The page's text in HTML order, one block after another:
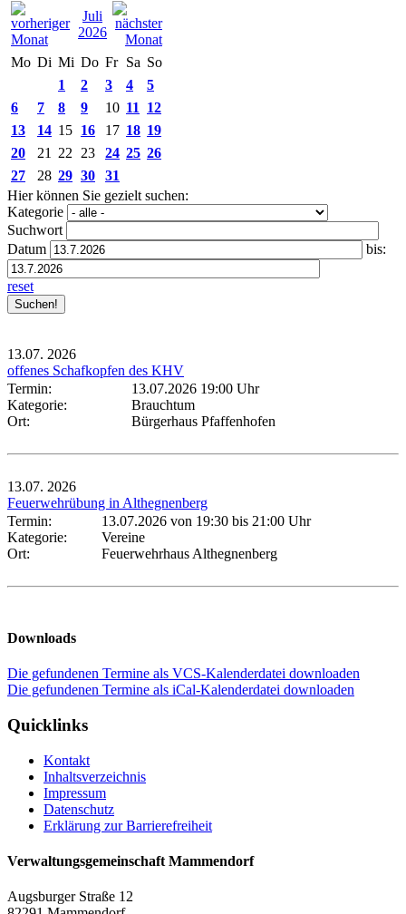
Juli
2026
Mo Di Mi Do Fr Sa So
1
2 3 4
5
6
7 8 9 10 11
12
13
14 15 16 17 18 19
20
21 22 23 24 25 26
27
28 29 30
31
Hier können Sie gezielt suchen:
Kategorie
Suchwort
Datum
bis:
reset
13.07. 2026
offenes Schafkopfen des KHV
Termin:
13.07.2026 19:00 Uhr
Kategorie:
Brauchtum
Ort:
Bürgerhaus Pfaffenhofen
13.07. 2026
Feuerwehrübung in Althegnenberg
Termin:
13.07.2026 von 19:30 bis 21:00 Uhr
Kategorie:
Vereine
Ort:
Feuerwehrhaus Althegnenberg
Downloads
Die gefundenen Termine als VCS-Kalenderdatei downloaden
Die gefundenen Termine als iCal-Kalenderdatei downloaden
Quicklinks
Kontakt
Inhaltsverzeichnis
Impressum
Datenschutz
Erklärung zur Barrierefreiheit
Verwaltungsgemeinschaft Mammendorf
Augsburger Straße 12